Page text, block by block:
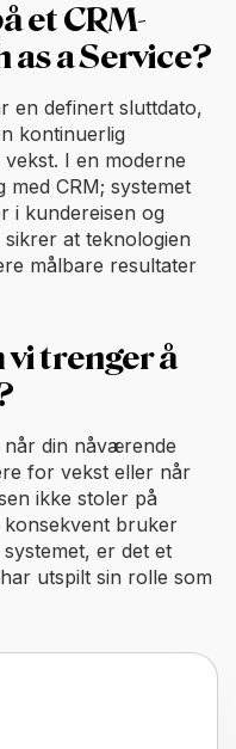
et CRM-
a Service?
en definert sluttdato,
kontinuerlig
I en moderne
CRM; systemet
i kundereisen og
at teknologien
målbare resultater
vi trenger å
din nåværende
for vekst eller når
ikke stoler på
konsekvent bruker
er det et
utspilt sin rolle som